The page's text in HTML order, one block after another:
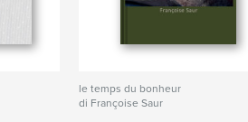
le temps du bonheur
di Françoise Saur